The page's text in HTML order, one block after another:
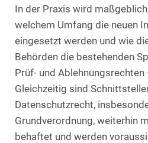
In der Praxis wird
welchem Umfang die neuen
eingesetzt werden und wie
Behörden die bestehenden
Prüf- und Ablehnungsrechten
Gleichzeitig sind
Datenschutzrecht,
Grundverordnung, weiterhin
behaftet und werden